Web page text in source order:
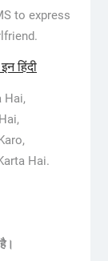
to express
हिंदी
Hai,
Hai.